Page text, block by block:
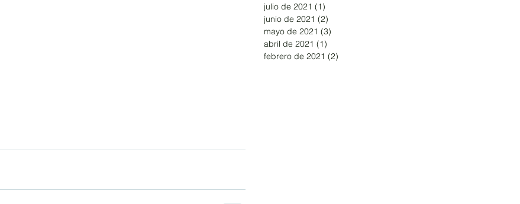
julio de 2021 (1)
junio de 2021 (2)
mayo de 2021 (3)
abril de 2021 (1)
febrero de 2021 (2)